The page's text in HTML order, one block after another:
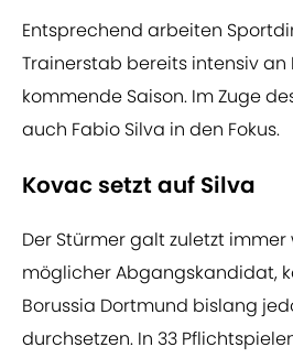
Entsprechend arbeiten
Trainerstab bereits intensiv an
kommende Saison. Im Zuge
auch Fabio Silva in den Fokus.
Kovac setzt auf Silva
Der Stürmer galt zuletzt
möglicher Abgangskandidat,
Borussia Dortmund bislang
durchsetzen. In 33